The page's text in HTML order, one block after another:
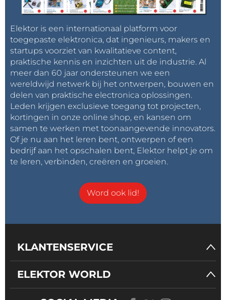
Elektor is een internationaal platform voor
toegepaste elektronica, dat ingenieurs, makers en
startups voorziet van kwalitatieve content,
praktische kennis en inzichten uit de industrie. Al
meer dan 60 jaar ondersteunen we een
wereldwijd netwerk bij het ontwerpen, bouwen en
delen van praktische electronica oplossingen.
Leden krijgen exclusieve toegang tot projecten,
kortingen in onze online shop, en kansen om
samen te werken met toonaangevende innovators.
Of je nu aan het leren bent, ontwerpen of een
bedrijf aan het opschalen bent, Elektor helpt je om
te leren, verbinden, creëren en groeien.
Word ook lid!
KLANTENSERVICE
ELEKTOR WORLD